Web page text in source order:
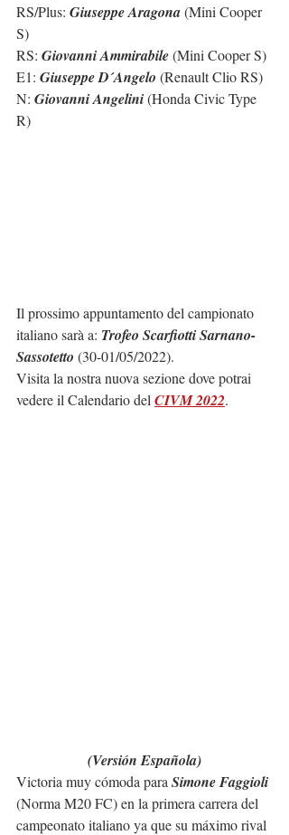
RS/Plus: Giuseppe Aragona (Mini Cooper
S)
RS: Giovanni Ammirabile (Mini Cooper S)
E1: Giuseppe D´Angelo (Renault Clio RS)
N: Giovanni Angelini (Honda Civic Type
R)
Il prossimo appuntamento del campionato
italiano sarà a: Trofeo Scarfiotti Sarnano-
Sassotetto (30-01/05/2022).
Visita la nostra nuova sezione dove potrai
vedere il Calendario del CIVM 2022.
(Versión Española)
Victoria muy cómoda para Simone Faggioli
(Norma M20 FC) en la primera carrera del
campeonato italiano ya que su máximo rival